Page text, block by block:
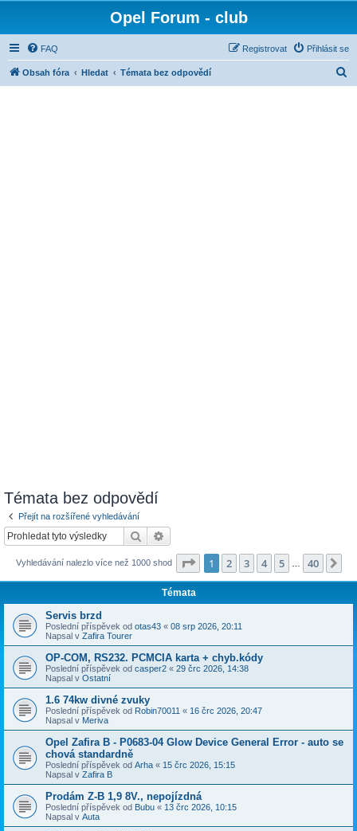
Opel Forum - club
FAQ Přihlásit se
Registrovat
Obsah fóra Hledat Témata bez odpovědí
Témata bez odpovědí
Přejít na rozšířené vyhledávání
Hledat
Vyhledávání nalezlo více než 1000 shod Stránka z 40
1 2 3 4 5 40
Témata
Servis brzd
Poslední příspěvek od otas43 « 08 srp 2026, 20:11
Napsal v Zafira Tourer
OP-COM, RS232. PCMCIA karta + chyb.kódy
Poslední příspěvek od casper2 « 29 črc 2026, 14:38
Napsal v Ostatní
1.6 74kw divné zvuky
Poslední příspěvek od Robin70011 « 16 črc 2026, 20:47
Napsal v Meriva
Opel Zafira B - P0683-04 Glow Device General Error - auto se
chová standardně
Poslední příspěvek od Arha « 15 črc 2026, 15:15
Napsal v Zafira B
Prodám Z-B 1,9 8V., nepojízdná
Poslední příspěvek od Bubu « 13 črc 2026, 10:15
Napsal v Auta